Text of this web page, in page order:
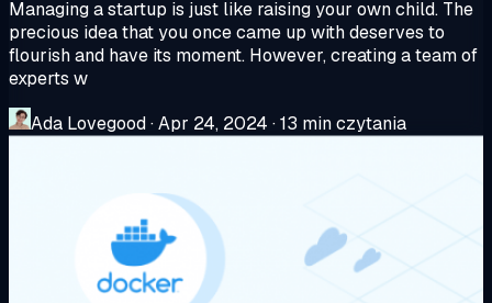
Managing a startup is just like raising your own child. The
precious idea that you once came up with deserves to
flourish and have its moment. However, creating a team of
experts w
Ada Lovegood·Apr 24, 2024 ·13 min czytania